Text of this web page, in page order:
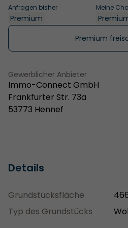
Anfragen bisher
Premium
Meine
Premium
Gewerblicher Anbieter
Immo-Connect GmbH
Frankfurter Str. 73a
53773 Hennef
Details
Grundstücksfläche
Typ des Grundstücks